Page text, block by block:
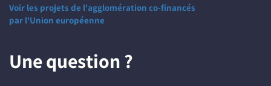
Voir les projets de l'agglomération co-financés
par l'Union européenne
Une question ?